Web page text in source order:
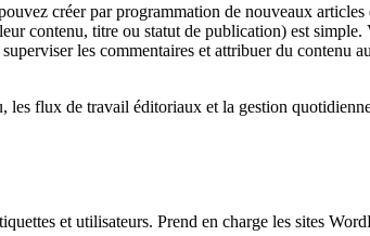
créer par programmation de nouveaux
contenu, titre ou statut de publication) est
les commentaires et attribuer du contenu
flux de travail éditoriaux et la gestion
et utilisateurs. Prend en charge les sites